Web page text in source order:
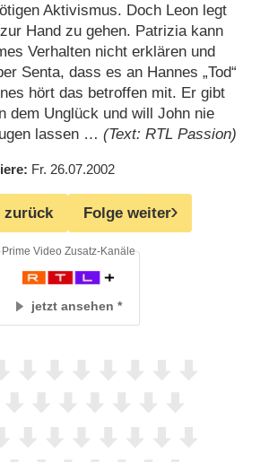
Aktivismus. Doch Leon legt
Hand zu gehen. Patrizia kann
Verhalten nicht erklären und
Senta, dass es an Hannes „Tod“
hört das betroffen mit. Er gibt
dem Unglück und will John nie
lassen … (Text: RTL Passion)
Fr. 26.07.2002
zurück Folge weiter
jetzt ansehen
Prime Video Zusatz-Kanäle